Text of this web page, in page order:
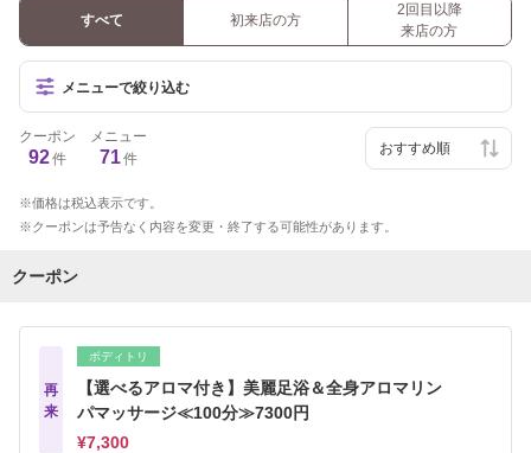
すべて 初来店の方
2回目以降
来店の方
メニューで絞り込む
クーポン
92件
メニュー
71件
価格は税込表示です。
クーポンは予告なく内容を変更・終了する可能性があります。
クーポン
再
来
ボディトリ
【選べるアロマ付き】美麗足浴＆全身アロマリン
パマッサージ≪100分≫7300円
¥7,300